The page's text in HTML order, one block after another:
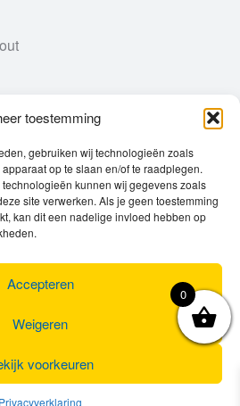
toestemming
gebruiken wij technologieën zoals
op te slaan en/of te raadplegen.
kunnen wij gegevens zoals
site verwerken. Als je geen toestemming
kan dit een nadelige invloed hebben op
Accepteren
Weigeren
voorkeuren
Privacyverklaring
18u00
18u00
18u00
0